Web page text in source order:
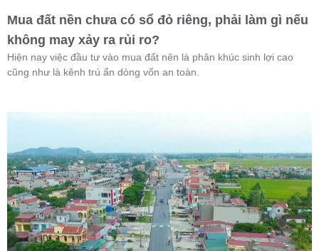
Mua đất nền chưa có sổ đỏ riêng, phải làm gì nếu
không may xảy ra rủi ro?
Hiện nay việc đầu tư vào mua đất nên là phân khúc sinh lợi cao
cũng như là kênh trú ẩn dòng vốn an toàn.